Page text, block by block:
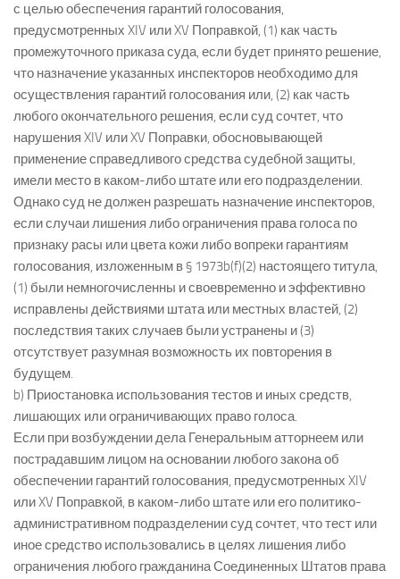
с целью обеспечения гарантий голосования,
предусмотренных XIV или XV Поправкой, (1) как часть
промежуточного приказа суда, если будет принято решение,
что назначение указанных инспекторов необходимо для
осуществления гарантий голосования или, (2) как часть
любого окончательного решения, если суд сочтет, что
нарушения XIV или XV Поправки, обосновывающей
применение справедливого средства судебной защиты,
имели место в каком-либо штате или его подразделении.
Однако суд не должен разрешать назначение инспекторов,
если случаи лишения либо ограничения права голоса по
признаку расы или цвета кожи либо вопреки гарантиям
голосования, изложенным в § 1973b(f)(2) настоящего титула,
(1) были немногочисленны и своевременно и эффективно
исправлены действиями штата или местных властей, (2)
последствия таких случаев были устранены и (3)
отсутствует разумная возможность их повторения в
будущем.
b) Приостановка использования тестов и иных средств,
лишающих или ограничивающих право голоса.
Если при возбуждении дела Генеральным атторнеем или
пострадавшим лицом на основании любого закона об
обеспечении гарантий голосования, предусмотренных XIV
или XV Поправкой, в каком-либо штате или его политико-
административном подразделении суд сочтет, что тест или
иное средство использовались в целях лишения либо
ограничения любого гражданина Соединенных Штатов права